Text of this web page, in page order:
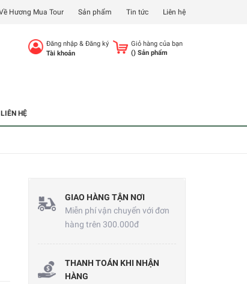
Hương Mua Tour Sản phẩm Tin tức Liên hệ
Đăng nhập& Đăng ký
Tài khoản
Giỏ hàng của bạn
() Sản phẩm
LIÊN HỆ
GIAO HÀNG TẬN NƠI
Miễn phí vận chuyển với đơn
hàng trên 300.000đ
THANH TOÁN KHI NHẬN
HÀNG